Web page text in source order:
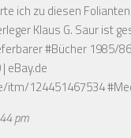
ich zu diesen
Klaus G. Saur ist
#Bücher 1985/
eBay.de
itm/124451467534
pm